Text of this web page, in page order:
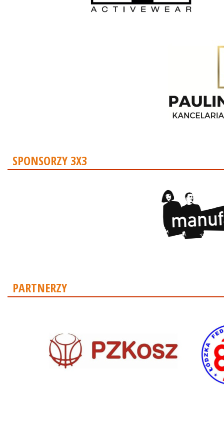
SPONSORZY 3X3
PARTNERZY